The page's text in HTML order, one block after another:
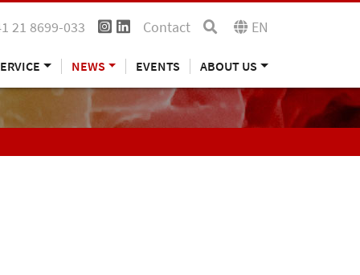
21 8699-033 Contact EN
NEWS EVENTS ABOUT US